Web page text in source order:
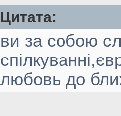
Цитата:
ви за собою
любовь до